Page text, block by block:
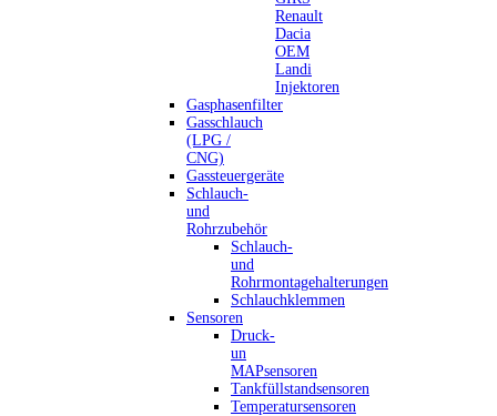
Renault
Dacia
OEM
Landi
Injektoren
Gasphasenfilter
Gasschlauch
(LPG /
CNG)
Gassteuergeräte
Schlauch-
und
Rohrzubehör
Schlauch-
und
Rohrmontagehalterungen
Schlauchklemmen
Sensoren
Druck-
un
MAPsensoren
Tankfüllstandsensoren
Temperatursensoren